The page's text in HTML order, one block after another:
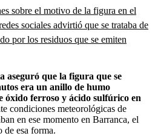
sobre el motivo de la figura en el
sociales advirtió que se trataba de
por los residuos que se emiten
aseguró que la figura que se
era un anillo de humo
ferroso y ácido sulfúrico en
condiciones meteorológicas de
en ese momento en Barranca, el
de esa forma.